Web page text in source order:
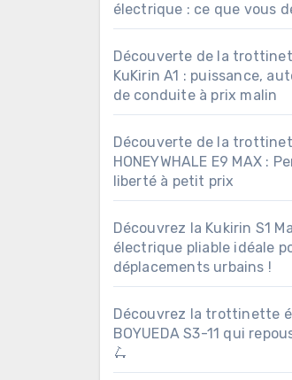
électrique : ce que vous
Découverte de la
KuKirin A1 : puissance,
de conduite à prix malin
Découverte de la
HONEYWHALE E9 MAX :
liberté à petit prix
Découvrez la Kukirin S1
électrique pliable idéale
déplacements urbains !
Découvrez la trottinette
BOYUEDA S3-11 qui
🛴